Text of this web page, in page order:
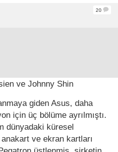
20
ve Johnny Shin
giden Asus, daha
için üç bölüme ayrılmıştı.
dünyadaki küresel
ve ekran kartları